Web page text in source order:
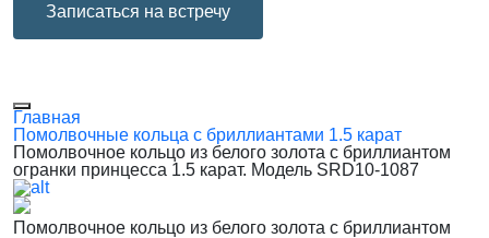
Записаться на встречу
Главная
Помолвочные кольца с бриллиантами 1.5 карат
Помолвочное кольцо из белого золота с бриллиантом
огранки принцесса 1.5 карат. Модель SRD10-1087
Помолвочное кольцо из белого золота с бриллиантом